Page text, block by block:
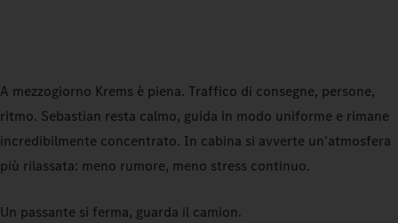
A mezzogiorno Krems è piena. Traffico di consegne, persone,
ritmo. Sebastian resta calmo, guida in modo uniforme e rimane
incredibilmente concentrato. In cabina si avverte un'atmosfera
più rilassata: meno rumore, meno stress continuo.
Un passante si ferma, guarda il camion.